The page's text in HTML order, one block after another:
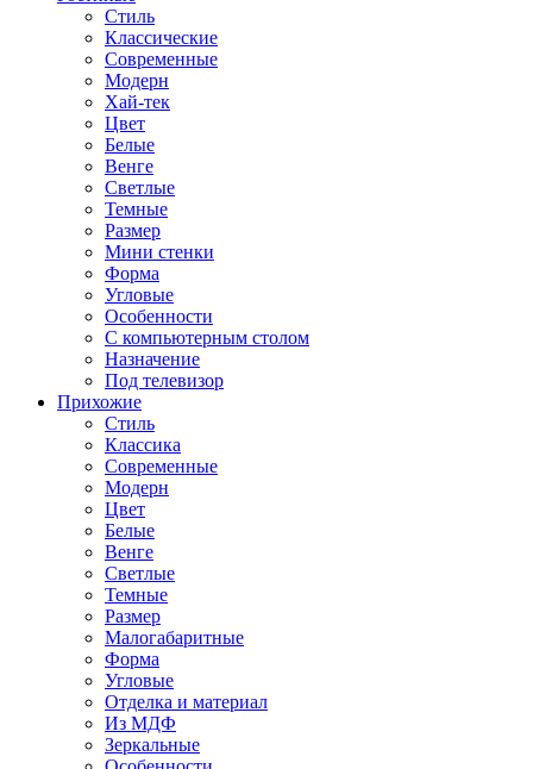
Стиль
Классические
Современные
Модерн
Хай-тек
Цвет
Белые
Венге
Светлые
Темные
Размер
Мини стенки
Форма
Угловые
Особенности
С компьютерным столом
Назначение
Под телевизор
Прихожие
Стиль
Классика
Современные
Модерн
Цвет
Белые
Венге
Светлые
Темные
Размер
Малогабаритные
Форма
Угловые
Отделка и материал
Из МДФ
Зеркальные